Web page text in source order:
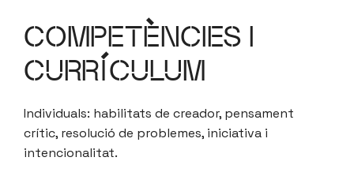
COMPETÈNCIES I
CURRÍCULUM
Individuals: habilitats de creador, pensament
crític, resolució de problemes, iniciativa i
intencionalitat.